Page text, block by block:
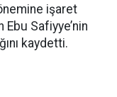
işaret
Safiyye’nin
kaydetti.